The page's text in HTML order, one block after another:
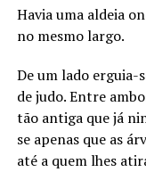
Havia uma aldeia
no mesmo largo.
De um lado erguia-
de judo. Entre
tão antiga que já
se apenas que as
até a quem lhes